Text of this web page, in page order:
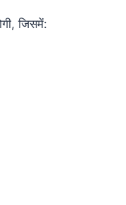
जिसमें: